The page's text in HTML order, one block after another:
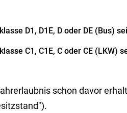
D1, D1E, D oder DE (Bus)
C1, C1E, C oder CE (LKW)
schon davor